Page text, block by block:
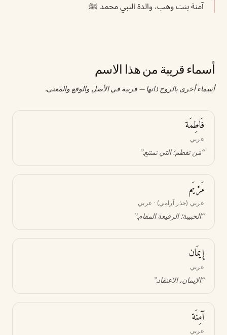
آمنة بنت وهب، والدة النبي محمد ﷺ
أسماء قريبة من هذا الاسم
أسماء أخرى بالروح ذاتها — قريبة في الأصل والوقع والمعنى.
فَاطِمَة
عربي
“مَن تفطم؛ التي تمتنع.”
مَرْيَم
عربي (جذر آرامي) · عربي
“الحبيبة؛ الرفيعة المقام.”
إِيمَان
عربي
“الإيمان، الاعتقاد.”
آمِنَة
عربي